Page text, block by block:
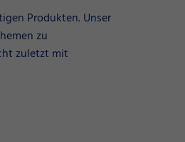
Produkten. Unser
zu
zuletzt mit